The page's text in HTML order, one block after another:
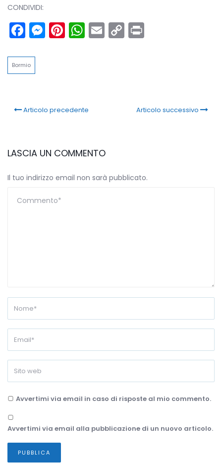
CONDIVIDI:
Facebook
Messenger
Pinterest
WhatsApp
Email
Copy
Link
Bormio
Articolo precedente Articolo successivo
LASCIA UN COMMENTO
Il tuo indirizzo email non sarà pubblicato.
Avvertimi via email in caso di risposte al mio commento.
Avvertimi via email alla pubblicazione di un nuovo articolo.